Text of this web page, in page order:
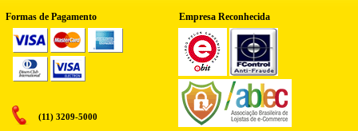
Formas de Pagamento Empresa Reconhecida
(11) 3209-5000